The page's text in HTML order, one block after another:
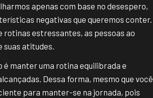
apenas com base no desespero,
negativas que queremos conter.
estressantes, as pessoas ao
atitudes.
manter uma rotina equilibrada e
Dessa forma, mesmo que você
para manter-se na jornada, pois